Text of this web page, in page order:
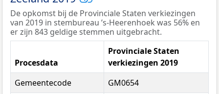
De opkomst bij de Provinciale Staten verkiezingen
van 2019 in stembureau ’s-Heerenhoek was 56% en
er zijn 843 geldige stemmen uitgebracht.
Procesdata
Provinciale Staten
verkiezingen 2019
Gemeentecode
GM0654